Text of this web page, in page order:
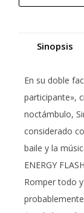
Sinopsis
En su doble
participante»,
noctámbulo,
considerado
baile y la
ENERGY
Romper todo